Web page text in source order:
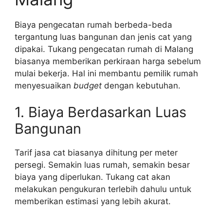
Biaya pengecatan rumah berbeda-beda
tergantung luas bangunan dan jenis cat yang
dipakai. Tukang pengecatan rumah di Malang
biasanya memberikan perkiraan harga sebelum
mulai bekerja. Hal ini membantu pemilik rumah
menyesuaikan budget dengan kebutuhan.
1. Biaya Berdasarkan Luas
Bangunan
Tarif jasa cat biasanya dihitung per meter
persegi. Semakin luas rumah, semakin besar
biaya yang diperlukan. Tukang cat akan
melakukan pengukuran terlebih dahulu untuk
memberikan estimasi yang lebih akurat.